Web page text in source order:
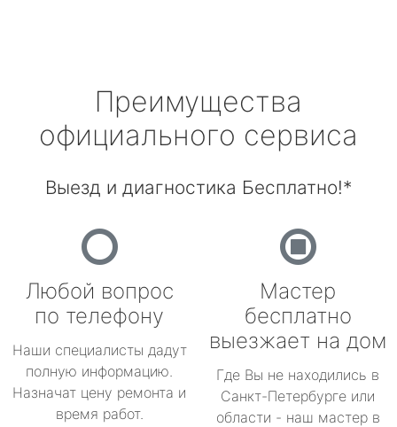
Преимущества
официального сервиса
Выезд и диагностика Бесплатно!*
Любой вопрос
по телефону
Наши специалисты дадут
полную информацию.
Назначат цену ремонта и
время работ.
Мастер
бесплатно
выезжает на дом
Где Вы не находились в
Санкт-Петербурге или
области - наш мастер в